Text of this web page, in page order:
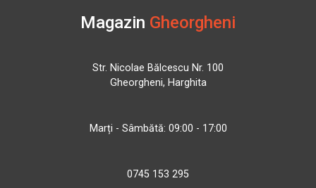
Magazin Gheorgheni
Str. Nicolae Bălcescu Nr. 100
Gheorgheni, Harghita
Marți - Sâmbătă: 09:00 - 17:00
0745 153 295